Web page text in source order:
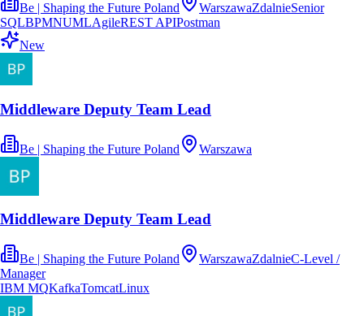
Be | Shaping the Future Poland
WarszawaZdalnieSenior
SQLBPMNUMLAgileREST APIPostman
New
Middleware Deputy Team Lead
Be | Shaping the Future Poland Warszawa
Middleware Deputy Team Lead
Be | Shaping the Future Poland WarszawaZdalnieC-Level /
Manager
IBM MQKafkaTomcatLinux